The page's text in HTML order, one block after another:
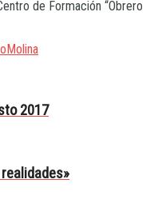
de Formación “Obrero
Molina
2017